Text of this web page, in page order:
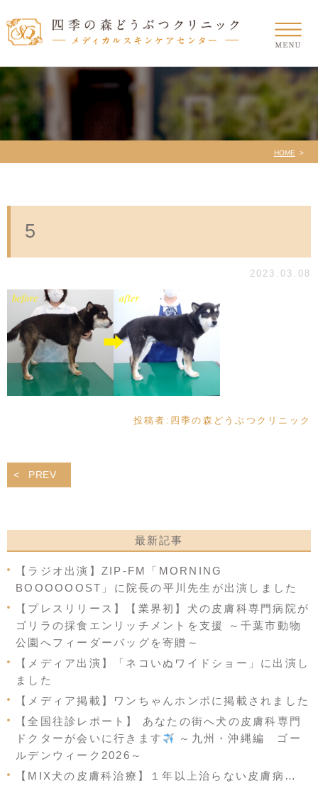
HOME
5
2023.03.08
投稿者: 四季の森どうぶつクリニック
PREV
最新記事
【ラジオ出演】ZIP-FM「MORNING
BOOOOOOST」に院長の平川先生が出演しました
【プレスリリース】【業界初】犬の皮膚科専門病院が
ゴリラの採食エンリッチメントを支援 ～千葉市動物
公園へフィーダーバッグを寄贈～
【メディア出演】「ネコいぬワイドショー」に出演し
ました
【メディア掲載】ワンちゃんホンポに掲載されました
【全国往診レポート】 あなたの街へ犬の皮膚科専門
ドクターが会いに行きます
～九州・沖縄編 ゴー
ルデンウィーク2026～
【MIX犬の皮膚科治療】１年以上治らない皮膚病…